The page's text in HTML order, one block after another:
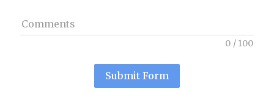
Comments
0 / 100
Submit Form